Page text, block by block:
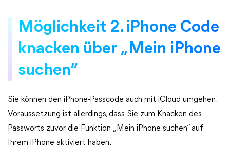
Möglichkeit 2. iPhone Code
knacken über „Mein iPhone
suchen“
Sie können den iPhone-Passcode auch mit iCloud umgehen.
Voraussetzung ist allerdings, dass Sie zum Knacken des
Passworts zuvor die Funktion „Mein iPhone suchen“ auf
Ihrem iPhone aktiviert haben.